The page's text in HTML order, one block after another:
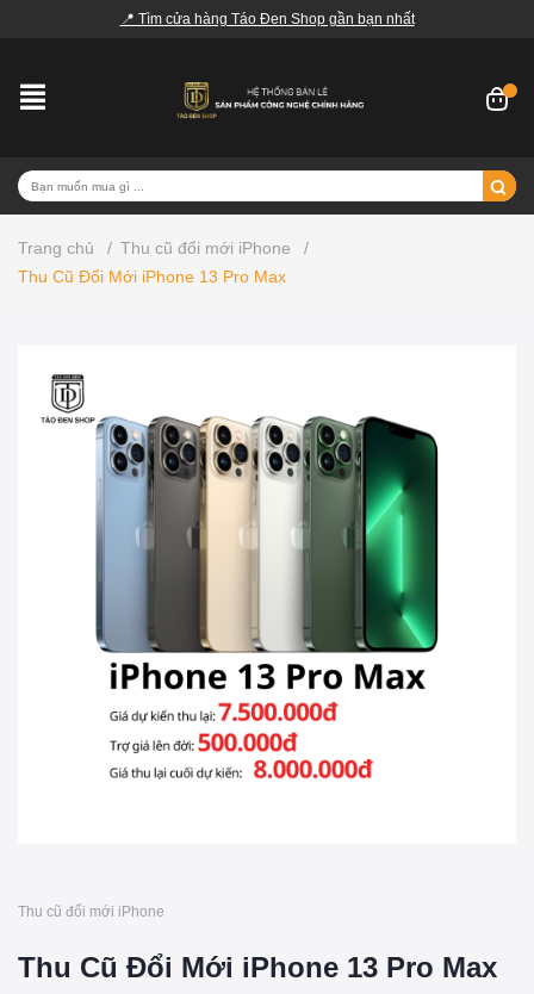
📍 Tìm cửa hàng Táo Đen Shop gần bạn nhất
Trang chủ / Thu cũ đổi mới iPhone
/
Thu Cũ Đổi Mới iPhone 13 Pro Max
Thu cũ đổi mới iPhone
Thu Cũ Đổi Mới iPhone 13 Pro Max